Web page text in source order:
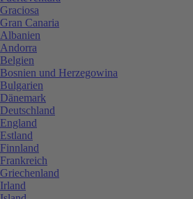
Graciosa
Gran Canaria
Albanien
Andorra
Belgien
Bosnien und Herzegowina
Bulgarien
Dänemark
Deutschland
England
Estland
Finnland
Frankreich
Griechenland
Irland